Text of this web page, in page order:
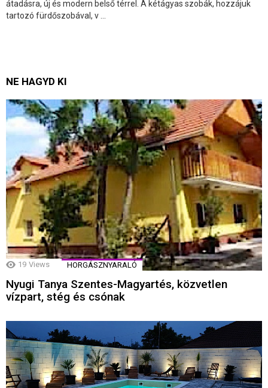
átadásra, új és modern belső térrel. A kétágyas szobák, hozzájuk
tartozó fürdőszobával, v ...
NE HAGYD KI
19 Views HORGÁSZNYARALÓ
Nyugi Tanya Szentes-Magyartés, közvetlen
vízpart, stég és csónak